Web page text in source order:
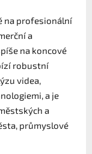
na profesionální
a
na koncové
robustní
videa,
a je
a
průmyslové